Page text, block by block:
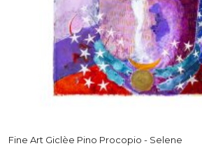
Fine Art Giclèe Pino Procopio - Selene